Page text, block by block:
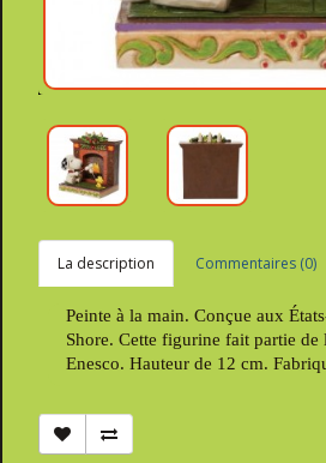
La description Commentaires (0)
Peinte à la main. Conçue aux
Shore. Cette figurine fait partie de
Enesco. Hauteur de 12 cm.